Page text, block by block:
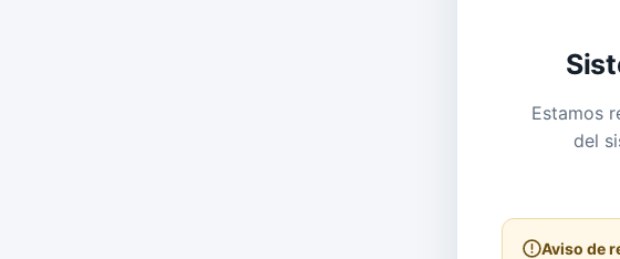
Estamos
del
Aviso de